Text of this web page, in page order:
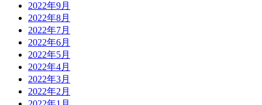
2022年9月
2022年8月
2022年7月
2022年6月
2022年5月
2022年4月
2022年3月
2022年2月